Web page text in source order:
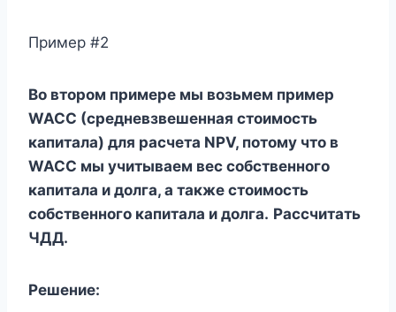
Пример #2
Во втором примере мы возьмем пример
WACC (средневзвешенная стоимость
капитала) для расчета NPV, потому что в
WACC мы учитываем вес собственного
капитала и долга, а также стоимость
собственного капитала и долга. Рассчитать
ЧДД.
Решение: